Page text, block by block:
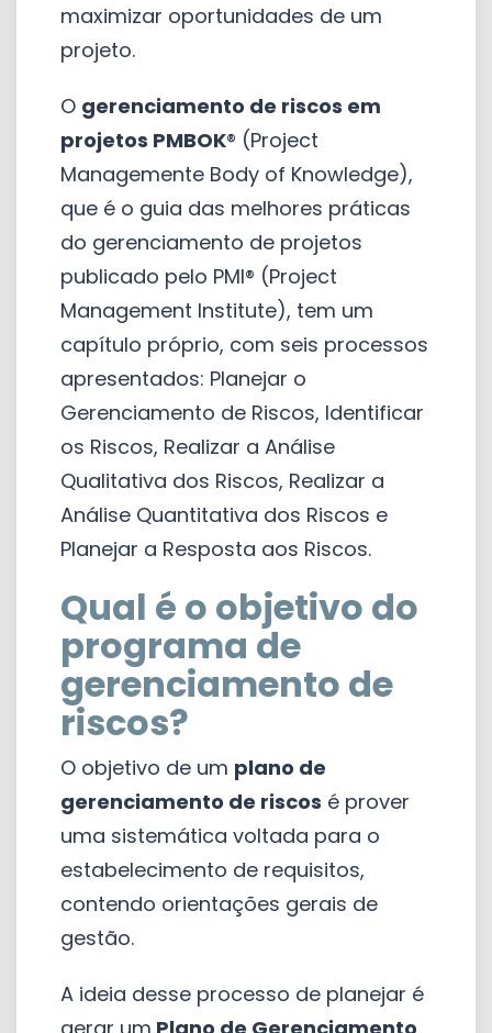
maximizar oportunidades de um
projeto.
O gerenciamento de riscos em
projetos PMBOK® (Project
Managemente Body of Knowledge),
que é o guia das melhores práticas
do gerenciamento de projetos
publicado pelo PMI® (Project
Management Institute), tem um
capítulo próprio, com seis processos
apresentados: Planejar o
Gerenciamento de Riscos, Identificar
os Riscos, Realizar a Análise
Qualitativa dos Riscos, Realizar a
Análise Quantitativa dos Riscos e
Planejar a Resposta aos Riscos.
Qual é o objetivo do
programa de
gerenciamento de
riscos?
O objetivo de um plano de
gerenciamento de riscos é prover
uma sistemática voltada para o
estabelecimento de requisitos,
contendo orientações gerais de
gestão.
A ideia desse processo de planejar é